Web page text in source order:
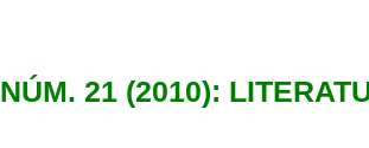
NÚM. 21 (2010):